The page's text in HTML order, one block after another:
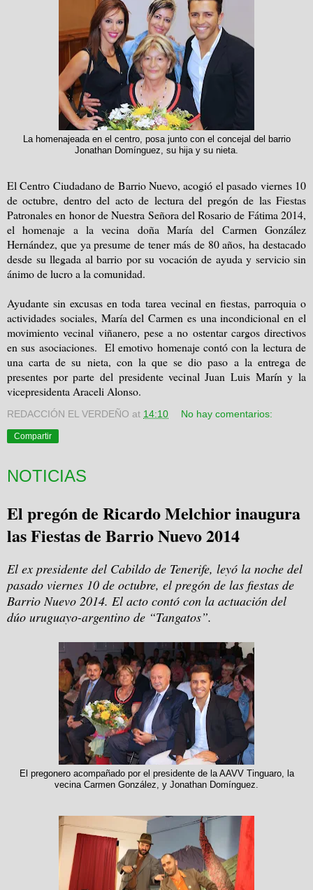
La homenajeada en el centro, posa junto con el concejal del barrio
Jonathan Domínguez, su hija y su nieta.
El Centro Ciudadano de Barrio Nuevo, acogió el pasado viernes 10
de octubre, dentro del acto de lectura del pregón de las Fiestas
Patronales en honor de Nuestra Señora del Rosario de Fátima 2014,
el homenaje a la vecina doña María del Carmen González
Hernández, que ya presume de tener más de 80 años, ha destacado
desde su llegada al barrio por su vocación de ayuda y servicio sin
ánimo de lucro a la comunidad.
Ayudante sin excusas en toda tarea vecinal en fiestas, parroquia o
actividades sociales, María del Carmen es una incondicional en el
movimiento vecinal viñanero, pese a no ostentar cargos directivos
en sus asociaciones. El emotivo homenaje contó con la lectura de
una carta de su nieta, con la que se dio paso a la entrega de
presentes por parte del presidente vecinal Juan Luis Marín y la
vicepresidenta Araceli Alonso.
REDACCIÓN EL VERDEÑO at 14:10 No hay comentarios:
Compartir
NOTICIAS
El pregón de Ricardo Melchior inaugura
las Fiestas de Barrio Nuevo 2014
El ex presidente del Cabildo de Tenerife, leyó la noche del
pasado viernes 10 de octubre, el pregón de las fiestas de
Barrio Nuevo 2014. El acto contó con la actuación del
dúo uruguayo-argentino de “Tangatos”.
El pregonero acompañado por el presidente de la AAVV Tinguaro, la
vecina Carmen González, y Jonathan Domínguez.